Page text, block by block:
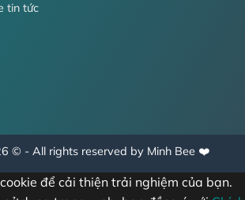
tin tức
© - All rights reserved by Minh Bee ❤️
để cải thiện trải nghiệm của bạn.